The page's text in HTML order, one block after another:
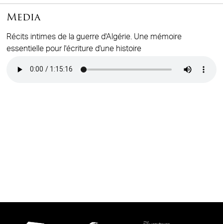
Media
Récits intimes de la guerre d'Algérie. Une mémoire
essentielle pour l'écriture d'une histoire